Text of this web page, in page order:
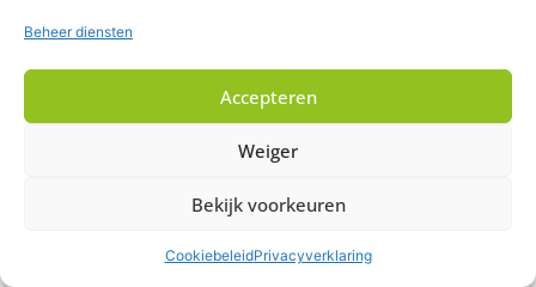
Beheer diensten
Accepteren
Weiger
Bekijk voorkeuren
CookiebeleidPrivacyverklaring